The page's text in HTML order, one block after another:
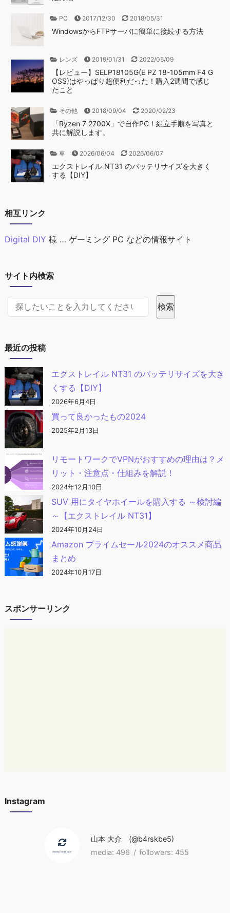
PC 2017/12/30 2018/05/31
WindowsからFTPサーバに簡単に接続する方法
レンズ 2019/01/31 2022/05/09
【レビュー】SELP18105G(E PZ 18-105mm F4 G
OSS)はやっぱり超便利だった！購入2週間で感じ
たこと
その他 2018/09/04 2020/02/23
「Ryzen 7 2700X」で自作PC！組立手順を写真と
共に解説します。
車 2026/06/04 2026/06/07
エクストレイル NT31 のバッテリサイズを大きく
する【DIY】
相互リンク
Digital DIY 様 … ゲーミング PC などの情報サイト
サイト内検索
サイト内検索 検索
最近の投稿
エクストレイル NT31 のバッテリサイズを大き
くする【DIY】
2026年6月4日
買って良かったもの2024
2025年2月13日
リモートワークでVPNがおすすめの理由は？メ
リット・注意点・仕組みを解説！
2024年12月10日
SUV 用にタイヤホイールを購入する ～検討編
～【エクストレイル NT31】
2024年10月24日
Amazon プライムセール2024のオススメ商品
まとめ
2024年10月17日
スポンサーリンク
Instagram
山本 大介
b4rskbe5
496
455